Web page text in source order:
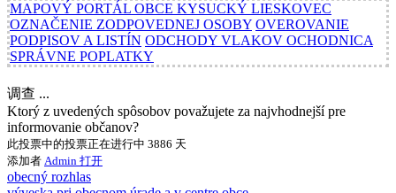
MAPOVÝ PORTÁL OBCE KYSUCKÝ LIESKOVEC
OZNAČENIE ZODPOVEDNEJ OSOBY OVEROVANIE
PODPISOV A LISTÍN ODCHODY VLAKOV OCHODNICA
SPRÁVNE POPLATKY
调查 ...
Ktorý z uvedených spôsobov považujete za najvhodnejší pre
informovanie občanov?
此投票中的投票正在进行中 3886 天
添加者 Admin 打开
obecný rozhlas